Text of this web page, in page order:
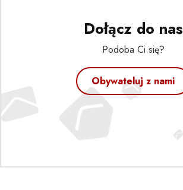
Dołącz do nas
Podoba Ci się?
Obywateluj z nami